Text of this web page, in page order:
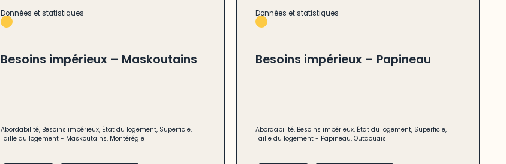
Données et statistiques
Besoins impérieux – Maskoutains
Abordabilité, Besoins impérieux, État du logement, Superficie,
Taille du logement- Maskoutains, Montérégie
Données et statistiques
Besoins impérieux – Papineau
Abordabilité, Besoins impérieux, État du logement, Superficie,
Taille du logement- Papineau, Outaouais